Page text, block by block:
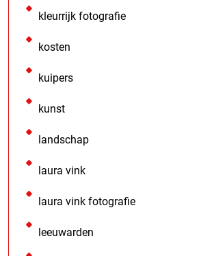
kleurrijk fotografie
kosten
kuipers
kunst
landschap
laura vink
laura vink fotografie
leeuwarden